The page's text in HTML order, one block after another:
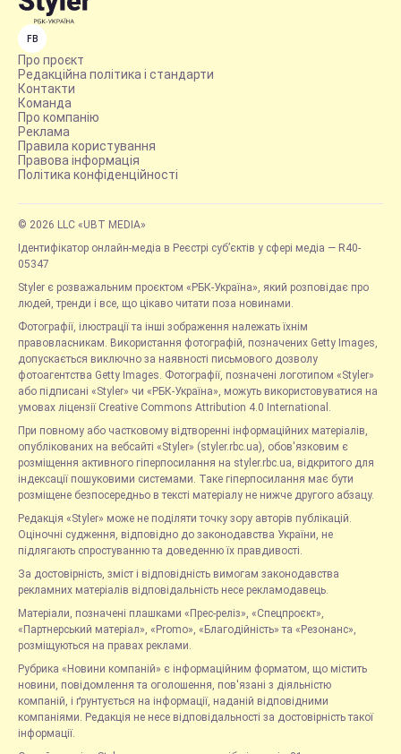
FB
Про проєкт
Редакційна політика і стандарти
Контакти
Команда
Про компанію
Реклама
Правила користування
Правова інформація
Політика конфіденційності
© 2026 LLC «UBT MEDIA»
Ідентифікатор онлайн-медіа в Реєстрі суб’єктів у сфері медіа — R40-
05347
Styler є розважальним проєктом «РБК-Україна», який розповідає про
людей, тренди і все, що цікаво читати поза новинами.
Фотографії, ілюстрації та інші зображення належать їхнім
правовласникам. Використання фотографій, позначених Getty Images,
допускається виключно за наявності письмового дозволу
фотоагентства Getty Images. Фотографії, позначені логотипом «Styler»
або підписані «Styler» чи «РБК-Україна», можуть використовуватися на
умовах ліцензії Creative Commons Attribution 4.0 International.
При повному або частковому відтворенні інформаційних матеріалів,
опублікованих на вебсайті «Styler» (styler.rbc.ua), обов'язковим є
розміщення активного гіперпосилання на styler.rbc.ua, відкритого для
індексації пошуковими системами. Таке гіперпосилання має бути
розміщене безпосередньо в тексті матеріалу не нижче другого абзацу.
Редакція «Styler» може не поділяти точку зору авторів публікацій.
Оціночні судження, відповідно до законодавства України, не
підлягають спростуванню та доведенню їх правдивості.
За достовірність, зміст і відповідність вимогам законодавства
рекламних матеріалів відповідальність несе рекламодавець.
Матеріали, позначені плашками «Прес-реліз», «Спецпроєкт»,
«Партнерський матеріал», «Promo», «Благодійність» та «Резонанс»,
розміщуються на правах реклами.
Рубрика «Новини компаній» є інформаційним форматом, що містить
новини, повідомлення та оголошення, пов'язані з діяльністю
компаній, і ґрунтується на інформації, наданій відповідними
компаніями. Редакція не несе відповідальності за достовірність такої
інформації.